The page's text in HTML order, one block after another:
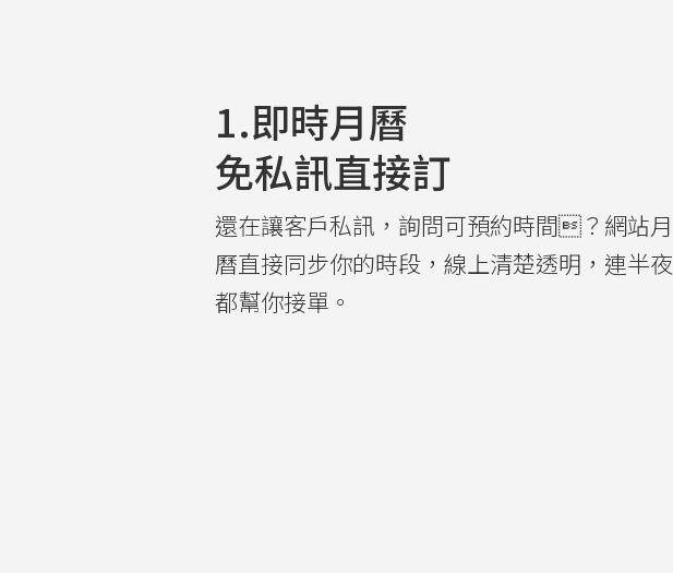
1.即時月曆
免私訊直接訂
還在讓客戶私訊，詢問可預約時間？網站月
曆直接同步你的時段，線上清楚透明，連半夜
都幫你接單。